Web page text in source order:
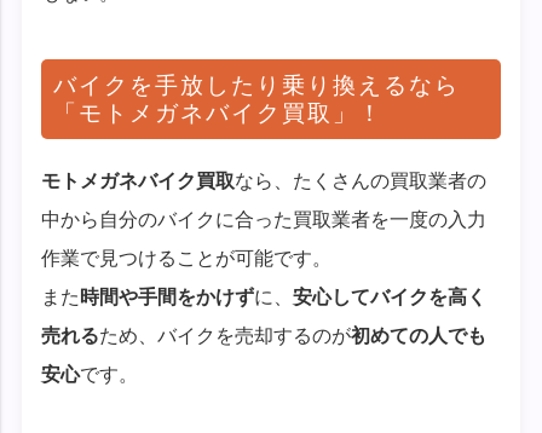
バイクを手放したり乗り換えるなら
「モトメガネバイク買取」！
モトメガネバイク買取なら、たくさんの買取業者の
中から自分のバイクに合った買取業者を一度の入力
作業で見つけることが可能です。
また 時間や手間をかけずに、安心してバイクを高く
売れるため、バイクを売却するのが初めての人でも
安心です。